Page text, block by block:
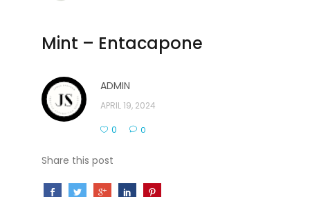
Mint – Entacapone
ADMIN
APRIL 19, 2024
0 0
Share this post